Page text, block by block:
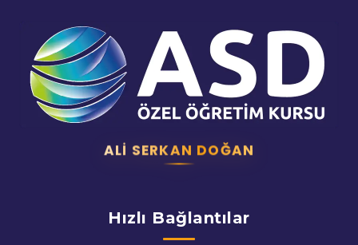
ALI SERKAN DOĞAN
Hızlı Bağlantılar